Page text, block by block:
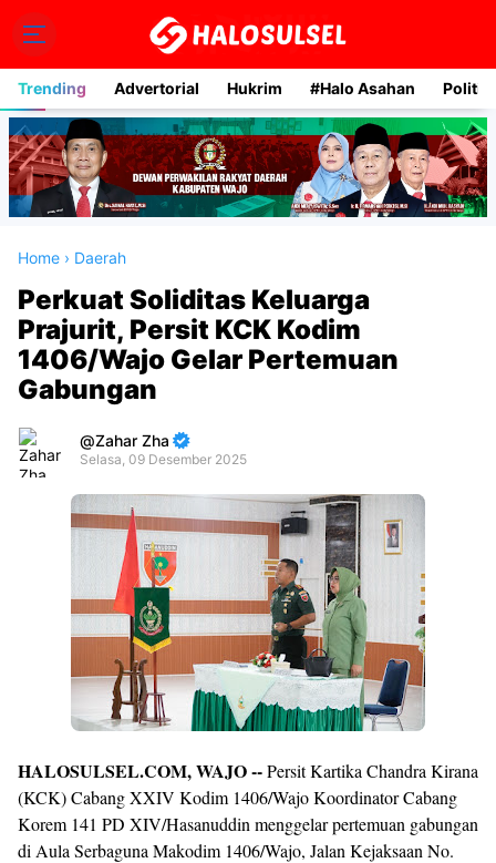
Trending Advertorial Hukrim #Halo Asahan Politik
Home › Daerah
Perkuat Soliditas Keluarga
Prajurit, Persit KCK Kodim
1406/Wajo Gelar Pertemuan
Gabungan
Zahar Zha
Selasa, 09 Desember 2025
Premium
Templates
HALOSULSEL.COM, WAJO --Persit Kartika Chandra Kirana
(KCK) Cabang XXIV Kodim 1406/Wajo Koordinator Cabang
Korem 141 PD XIV/Hasanuddin menggelar pertemuan gabungan
di Aula Serbaguna Makodim 1406/Wajo, Jalan Kejaksaan No.